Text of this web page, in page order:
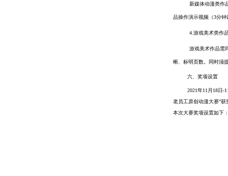
新媒体动漫类作
品操作演示视频（3分
4.游戏美术类作
游戏美术作品需
晰、标明页数。同时须
六、奖项设置
2021年11月18日
老员工原创动漫大赛”
本次大赛奖项设置如下